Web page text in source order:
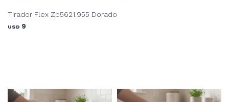
Tirador Flex Zp5621.955 Dorado
USD 9